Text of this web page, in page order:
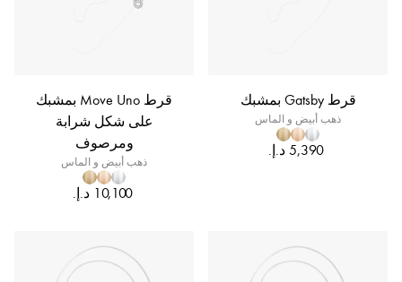
قرط Gatsby بمشبك
ذهب أبيض و الماس
قرط Move Uno بمشبك
على شكل شرابة
ومرصوف
ذهب أبيض و الماس
‏10,100 د.إ.‏